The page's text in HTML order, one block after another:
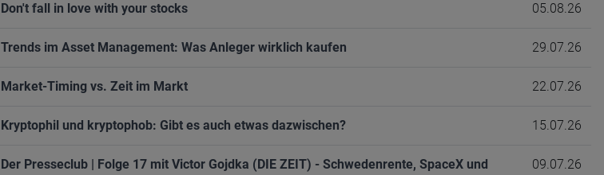
Don't fall in love with your stocks 05.08.26
Trends im Asset Management: Was Anleger wirklich kaufen 29.07.26
Market-Timing vs. Zeit im Markt 22.07.26
Kryptophil und kryptophob: Gibt es auch etwas dazwischen? 15.07.26
Der Presseclub | Folge 17 mit Victor Gojdka (DIE ZEIT) - Schwedenrente, SpaceX und
09.07.26